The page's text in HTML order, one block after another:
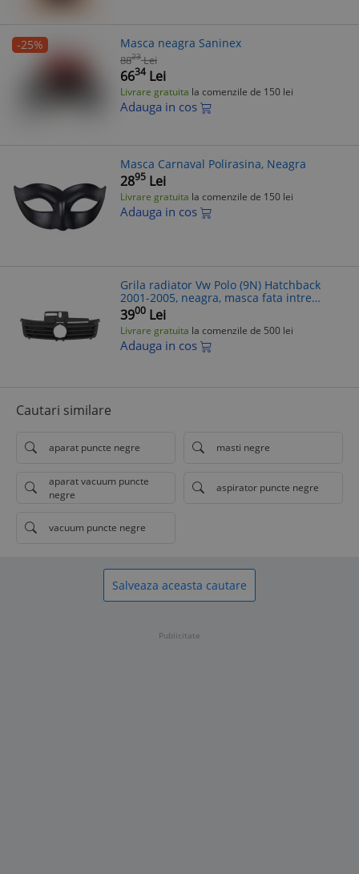
-25% Masca neagra Saninex
8823 Lei
6634 Lei
Livrare gratuita la comenzile de 150 lei
Adauga in cos
Masca Carnaval Polirasina, Neagra
2895 Lei
Livrare gratuita la comenzile de 150 lei
Adauga in cos
Grila radiator Vw Polo (9N) Hatchback
2001-2005, neagra, masca fata intre
faruri, 6q0853651c
3900 Lei
Livrare gratuita la comenzile de 500 lei
Adauga in cos
Cautari similare
aparat puncte negre masti negre
aparat vacuum puncte
negre
aspirator puncte negre
vacuum puncte negre
Salveaza aceasta cautare
Publicitate